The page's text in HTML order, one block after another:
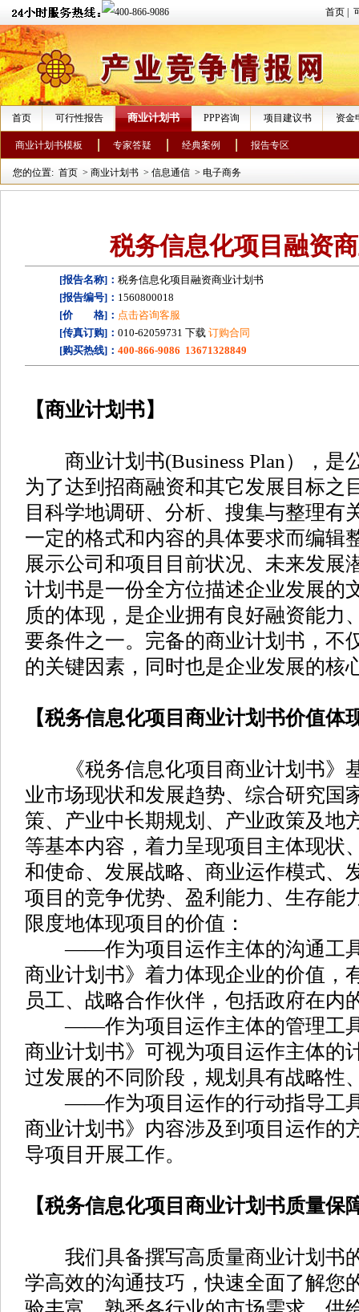
首页
首页 可行性报告 商业计划书 PPP咨询 项目建议书 资金
商业计划书模板 专家答疑 经典案例 报告专区
您的位置: 首页 > 商业计划书 > 信息通信 > 电子商务
税务信息化项目融资
[报告名称]： 税务信息化项目融资商业计划书
[报告编号]： 1560800018
[价 格]： 点击咨询客服
[传真订购]： 010-62059731 下载 订购合同
[购买热线]： 400-866-9086 13671328849
【商业计划书】
商业计划书(Business Plan），是
为了达到招商融资和其它发展目标之
目科学地调研、分析、搜集与整理有
一定的格式和内容的具体要求而编辑
展示公司和项目目前状况、未来发展
计划书是一份全方位描述企业发展的
质的体现，是企业拥有良好融资能力
要条件之一。完备的商业计划书，不
的关键因素，同时也是企业发展的核
【税务信息化项目商业计划书价值体
《税务信息化项目商业计划书》
业市场现状和发展趋势、综合研究国
策、产业中长期规划、产业政策及地
等基本内容，着力呈现项目主体现状
和使命、发展战略、商业运作模式、
项目的竞争优势、盈利能力、生存能
限度地体现项目的价值：
——作为项目运作主体的沟通工具
商业计划书》着力体现企业的价值，
员工、战略合作伙伴，包括政府在内
——作为项目运作主体的管理工具
商业计划书》可视为项目运作主体的
过发展的不同阶段，规划具有战略性
——作为项目运作的行动指导工具
商业计划书》内容涉及到项目运作的
导项目开展工作。
【税务信息化项目商业计划书质量保
我们具备撰写高质量商业计划书
学高效的沟通技巧，快速全面了解您